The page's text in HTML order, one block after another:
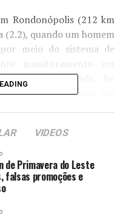
Rondonópolis (212 km
(2.2), quando um homem
meio do sistema de
da identidade, foi
de prisão em
de Mato Grosso. As
repassadas ao Centro
Pública (Ciosp) de
do 4º Batalhão da
do foragido.
onde um homem de 44
VIDEOS
de Primavera do Leste
falsas promoções e